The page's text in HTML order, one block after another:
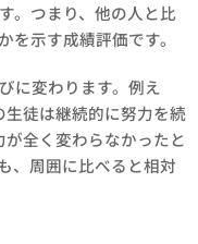
。つまり、他の人と比
示す成績評価です。
に変わります。例え
徒は継続的に努力を続
全く変わらなかったと
、周囲に比べると相対